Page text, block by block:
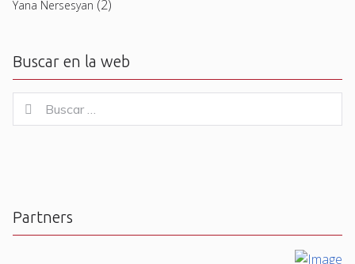
Yana Nersesyan (2)
Buscar en la web
for:
Buscar
Partners